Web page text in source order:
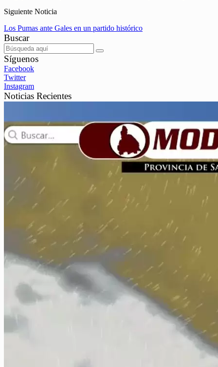
Siguiente Noticia
Los Pumas ante Gales en un partido histórico
Buscar
Síguenos
Facebook
Twitter
Instagram
Noticias Recientes